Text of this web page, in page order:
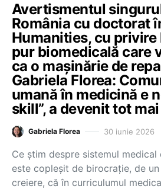
Avertismentul
România cu doctorat
Humanities, cu privire
pur biomedicală care
ca o mașinărie de
Gabriela Florea:
umană în medicină e
skill”, a devenit tot
Gabriela Florea 30 iunie 2026
Ce știm despre sistemul medical
este copleșit de birocrație, de
creiere, că în curriculumul